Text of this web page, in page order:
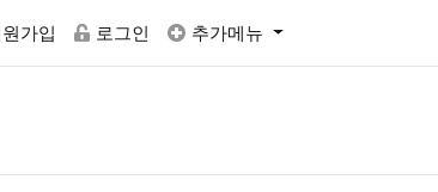
가입 로그인 추가메뉴